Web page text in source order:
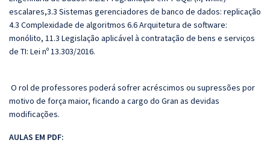
escalares,3.3 Sistemas gerenciadores de banco de dados: replicação
4.3 Complexidade de algoritmos 6.6 Arquitetura de software:
monólito, 11.3 Legislação aplicável à contratação de bens e serviços
de TI: Lei nº 13.303/2016.
O rol de professores poderá sofrer acréscimos ou supressões por
motivo de força maior, ficando a cargo do Gran as devidas
modificações.
AULAS EM PDF: